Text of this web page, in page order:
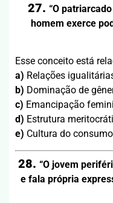
27. “O
homem exerce
Esse conceito está
a) Relações
b) Dominação de
c) Emancipação
d) Estrutura
e) Cultura do consumo
28. “O jovem
e fala própria